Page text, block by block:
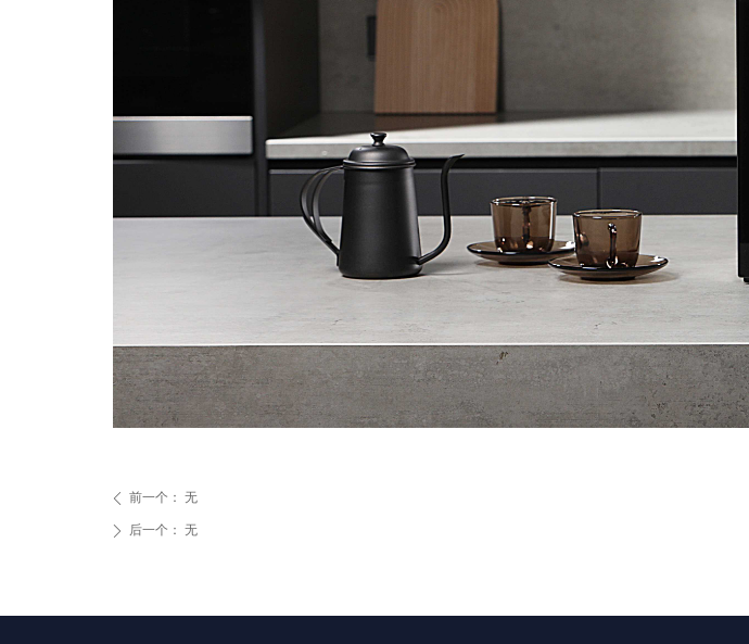
ꄴ 前一个： 无
ꄲ 后一个： 无